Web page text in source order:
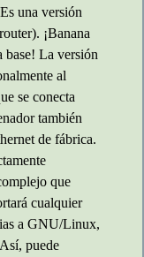
una versión
¡Banana
base! La versión
al
se conecta
también
de fábrica.
que
cualquier
a GNU/Linux,
puede